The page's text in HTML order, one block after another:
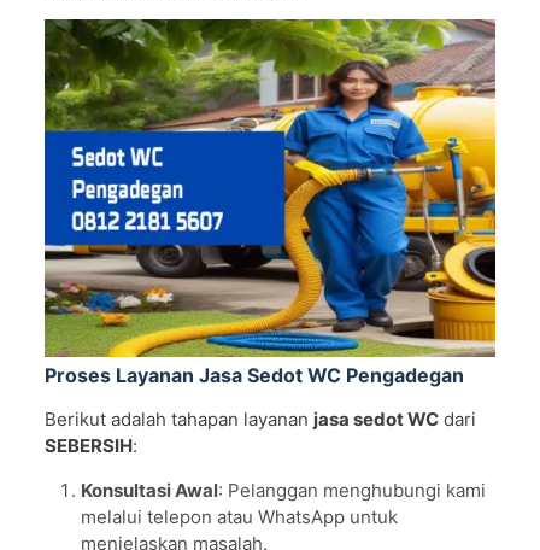
Proses Layanan Jasa Sedot WC Pengadegan
Berikut adalah tahapan layanan jasa sedot WCdari
SEBERSIH:
Konsultasi Awal: Pelanggan menghubungi kami
melalui telepon atau WhatsApp untuk
menjelaskan masalah.